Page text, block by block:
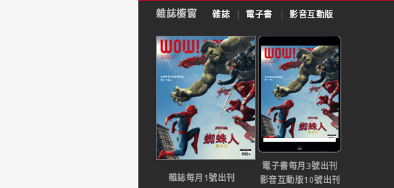
雜誌櫥窗 雜誌 | 電子書 | 影音互動版
雜誌每月1號出刊
電子書每月3號出刊
影音互動版10號出刊